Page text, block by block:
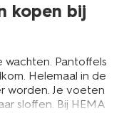
kopen bij
Pantoffels
Helemaal in de
worden. Je voeten
sloffen. Bij HEMA